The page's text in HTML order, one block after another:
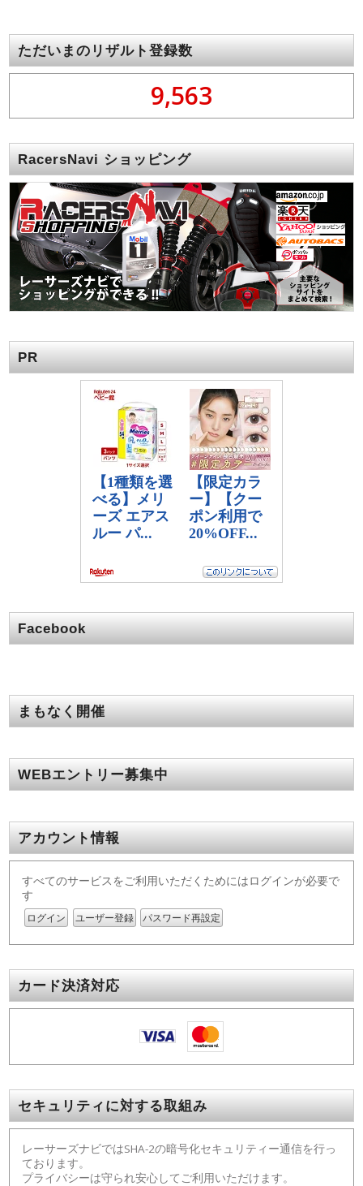
ただいまのリザルト登録数
9,563
RacersNavi ショッピング
PR
Facebook
まもなく開催
WEBエントリー募集中
アカウント情報
すべてのサービスをご利用いただくためにはログインが必要で
す
ログイン ユーザー登録 パスワード再設定
カード決済対応
セキュリティに対する取組み
レーサーズナビではSHA-2の暗号化セキュリティー通信を行っ
ております。
プライバシーは守られ安心してご利用いただけます。